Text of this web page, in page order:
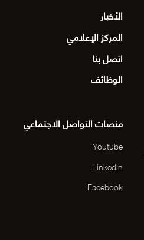
الأخبار
المركز الإعلامي
اتصل بنا
الوظائف
منصات التواصل الاجتماعي
Youtube
Linkedin
Facebook